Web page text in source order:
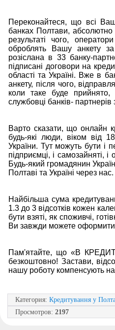
Переконайтеся, що всі
банках Полтави, абсолютно
результаті чого,
оброблять Вашу анкету
розіслана в 33 банку-
підписані договори на
області та Україні. Вже в
анкету, після чого,
коли таке буде
службовці банків- партнерів
Варто сказати, що онлайн
будь-які люди, віком від
України. Тут можуть бути і
підприємці, і самозайняті,
Будь-який громадянин
Полтаві та Україні через нас.
Найбільша сума
1.3 до 3 відсотків кожен
бути взяті, як споживчі,
Ви завжди можете оформити
Пам'ятайте, що «В
безкоштовно! Застави,
нашу роботу компенсують
Категория: Кредитування у
Просмотров: 2197